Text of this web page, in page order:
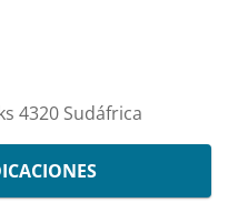
4320 Sudáfrica